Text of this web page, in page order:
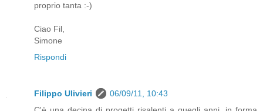
proprio tanta :-)
Ciao Fil,
Simone
Rispondi
Filippo Ulivieri
06/09/11, 10:43